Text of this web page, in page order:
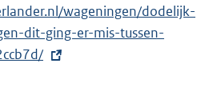
x
t
wageningen/dodelijk-
dit-ging-er-mis-tussen-